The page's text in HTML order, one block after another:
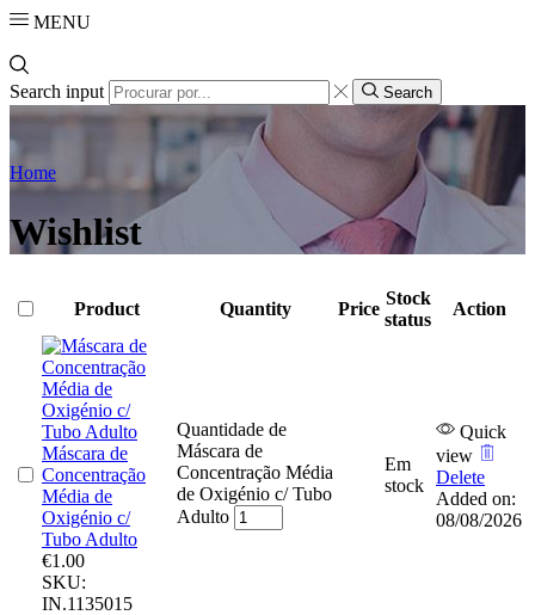
MENU
Search input Search
Home
Wishlist
Product Quantity Price
Stock
status
Action
Máscara de
Concentração
Média de
Oxigénio c/
Tubo Adulto
€1.00
SKU:
IN.1135015
Quantidade de
Máscara de
Concentração Média
de Oxigénio c/ Tubo
Adulto
Em
stock
Quick
view
Delete
Added on:
08/08/2026